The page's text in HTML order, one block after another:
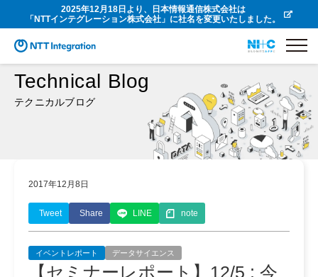
2025年12月18日より、日本情報通信株式会社は
「NTTインテグレーション株式会社」に社名を変更いたしました。
Technical Blog
テクニカルブログ
2017年12月8日
Tweet Share LINE note
イベントレポート データサイエンス
【セミナーレポート】12/5 ; 今